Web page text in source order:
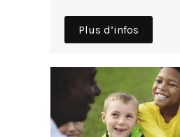
Plus d’infos